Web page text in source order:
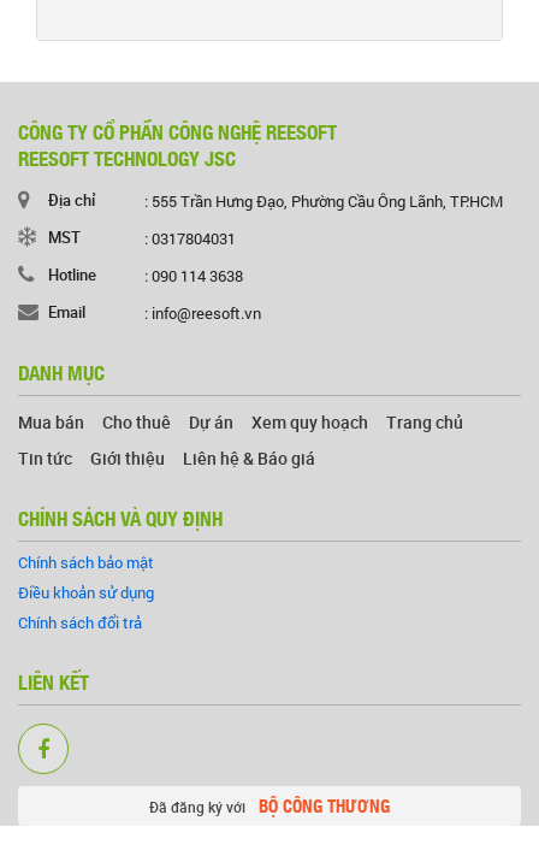
CÔNG TY CỔ PHẦN CÔNG NGHỆ REESOFT
REESOFT TECHNOLOGY JSC
Địa chỉ
: 555 Trần Hưng Đạo, Phường Cầu Ông Lãnh, TP.HCM
MST
: 0317804031
Hotline
: 090 114 3638
Email
: info@reesoft.vn
DANH MỤC
Mua bán Cho thuê Dự án Xem quy hoạch
Trang chủ
Tin tức
Giới thiệu Liên hệ & Báo giá
CHÍNH SÁCH VÀ QUY ĐỊNH
Chính sách bảo mật
Điều khoản sử dụng
Chính sách đổi trả
LIÊN KẾT
Đã đăng ký với BỘ CÔNG THƯƠNG